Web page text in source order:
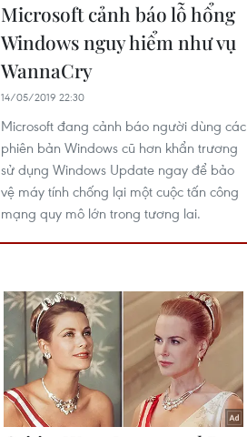
Microsoft cảnh báo lỗ hổng
Windows nguy hiểm như vụ
WannaCry
14/05/2019 22:30
Microsoft đang cảnh báo người dùng các
phiên bản Windows cũ hơn khẩn trương
sử dụng Windows Update ngay để bảo
vệ máy tính chống lại một cuộc tấn công
mạng quy mô lớn trong tương lai.